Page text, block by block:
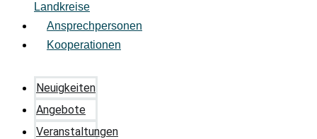
Landkreise
Ansprechpersonen
Kooperationen
Neuigkeiten
Angebote
Veranstaltungen